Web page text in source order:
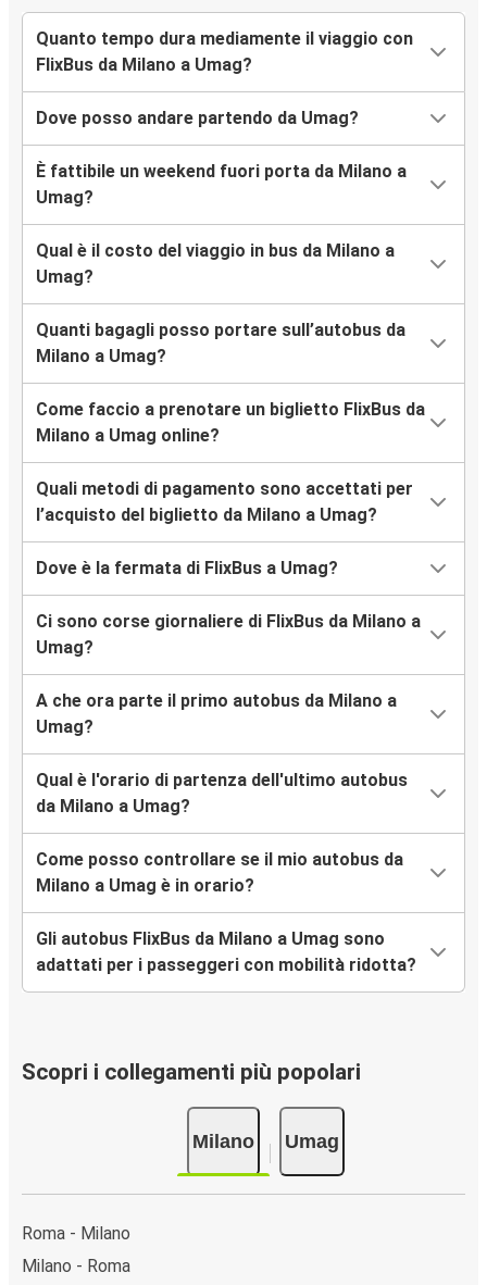
Quanto tempo dura mediamente il viaggio con
FlixBus da Milano a Umag?
Dove posso andare partendo da Umag?
È fattibile un weekend fuori porta da Milano a
Umag?
Qual è il costo del viaggio in bus da Milano a
Umag?
Quanti bagagli posso portare sull’autobus da
Milano a Umag?
Come faccio a prenotare un biglietto FlixBus da
Milano a Umag online?
Quali metodi di pagamento sono accettati per
l’acquisto del biglietto da Milano a Umag?
Dove è la fermata di FlixBus a Umag?
Ci sono corse giornaliere di FlixBus da Milano a
Umag?
A che ora parte il primo autobus da Milano a
Umag?
Qual è l'orario di partenza dell'ultimo autobus
da Milano a Umag?
Come posso controllare se il mio autobus da
Milano a Umag è in orario?
Gli autobus FlixBus da Milano a Umag sono
adattati per i passeggeri con mobilità ridotta?
Scopri i collegamenti più popolari
Milano Umag
Roma - Milano
Milano - Roma